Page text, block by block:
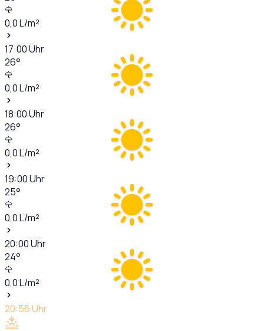
0,0L/m²
17:00Uhr
26°
0,0L/m²
18:00Uhr
26°
0,0L/m²
19:00Uhr
25°
0,0L/m²
20:00Uhr
24°
0,0L/m²
20:56Uhr